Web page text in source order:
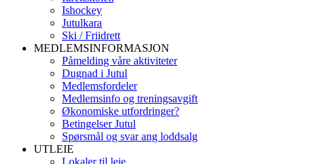
Ishockey
Jutulkara
Ski / Friidrett
MEDLEMSINFORMASJON
Påmelding våre aktiviteter
Dugnad i Jutul
Medlemsfordeler
Medlemsinfo og treningsavgift
Økonomiske utfordringer?
Betingelser Jutul
Spørsmål og svar ang loddsalg
UTLEIE
Lokaler til leie